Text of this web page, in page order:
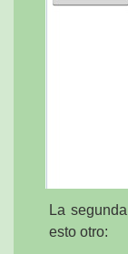
La
esto otro: